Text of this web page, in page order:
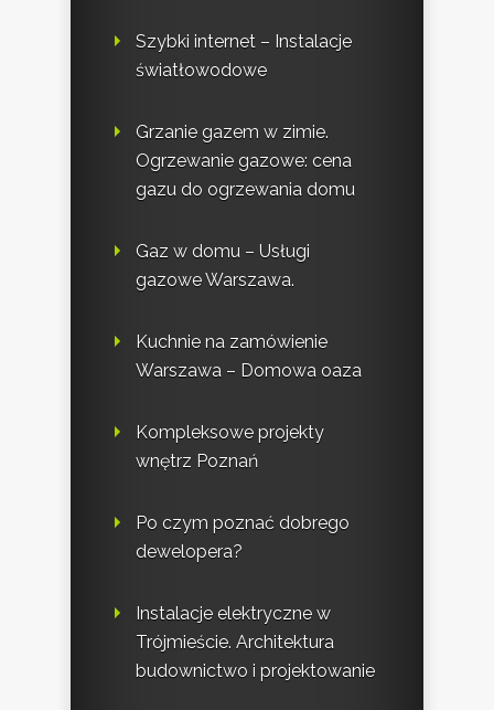
Szybki internet – Instalacje
światłowodowe
Grzanie gazem w zimie.
Ogrzewanie gazowe: cena
gazu do ogrzewania domu
Gaz w domu – Usługi
gazowe Warszawa.
Kuchnie na zamówienie
Warszawa – Domowa oaza
Kompleksowe projekty
wnętrz Poznań
Po czym poznać dobrego
dewelopera?
Instalacje elektryczne w
Trójmieście. Architektura
budownictwo i projektowanie